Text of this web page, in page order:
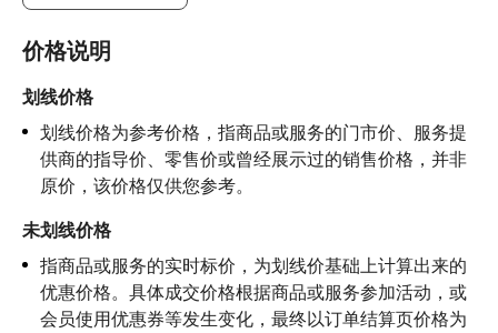
价格说明
划线价格
划线价格为参考价格，指商品或服务的门市价、服务提
供商的指导价、零售价或曾经展示过的销售价格，并非
原价，该价格仅供您参考。
未划线价格
指商品或服务的实时标价，为划线价基础上计算出来的
优惠价格。具体成交价格根据商品或服务参加活动，或
会员使用优惠券等发生变化，最终以订单结算页价格为